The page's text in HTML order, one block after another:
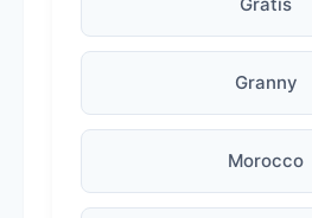
Granny
Morocco